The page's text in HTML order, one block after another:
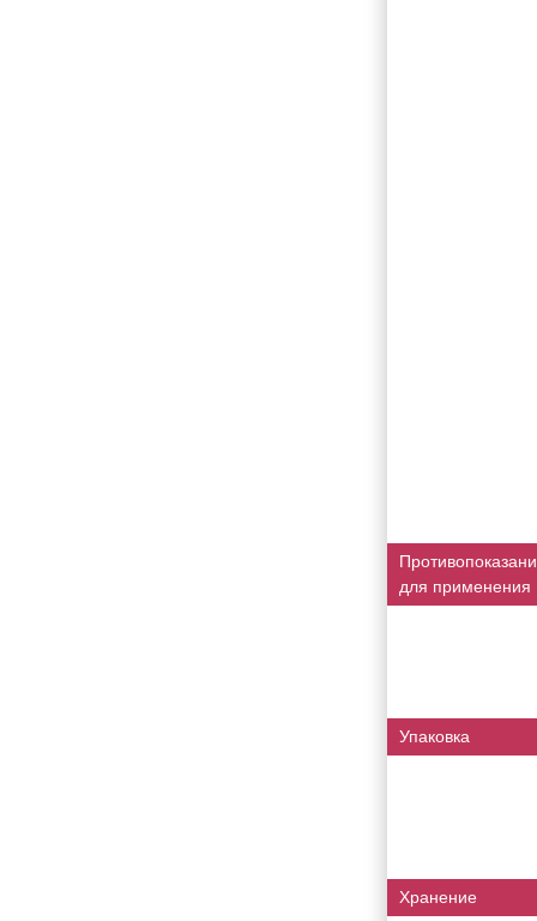
для применения
Упаковка
Хранение